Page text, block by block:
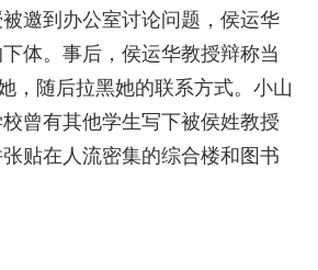
邀到办公室讨论问题，侯运华
体。事后，侯运华教授辩称当
，随后拉黑她的联系方式。小山
曾有其他学生写下被侯姓教授
贴在人流密集的综合楼和图书